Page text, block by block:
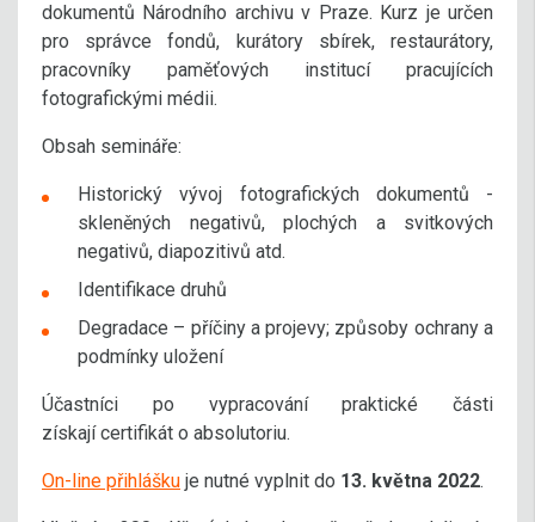
dokumentů Národního archivu v Praze. Kurz je určen
pro správce fondů, kurátory sbírek, restaurátory,
pracovníky paměťových institucí pracujících
fotografickými médii.
Obsah semináře:
Historický vývoj fotografických dokumentů -
skleněných negativů, plochých a svitkových
negativů, diapozitivů atd.
Identifikace druhů
Degradace – příčiny a projevy; způsoby ochrany a
podmínky uložení
Účastníci po vypracování praktické části
získají certifikát o absolutoriu.
On-line přihlášku je nutné vyplnit do 13. května 2022.